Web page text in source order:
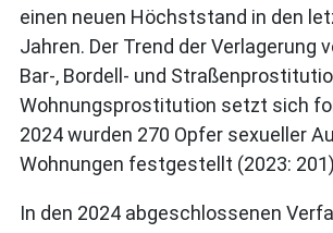
einen neuen Höchststand in den
Jahren. Der Trend der Verlagerung
Bar-, Bordell- und
Wohnungsprostitution setzt sich
2024 wurden 270 Opfer sexueller
Wohnungen festgestellt (2023:
In den 2024 abgeschlossenen